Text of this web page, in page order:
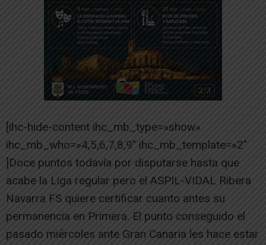
[ihc-hide-content ihc_mb_type=»show»
ihc_mb_who=»4,5,6,7,8,9″ ihc_mb_template=»2″
]Doce puntos todavía por disputarse hasta que
acabe la Liga regular pero el ASPIL-VIDAL Ribera
Navarra FS quiere certificar cuanto antes su
permanencia en Primera. El punto conseguido el
pasado miércoles ante Gran Canaria les hace estar